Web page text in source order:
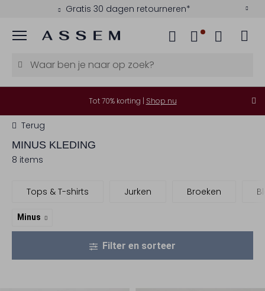
Gratis 30 dagen retourneren*
Menu
Tot 70% korting | Shop nu
Terug
MINUS KLEDING
8 items
Tops & T-shirts Jurken Broeken
Minus
Filter en sorteer